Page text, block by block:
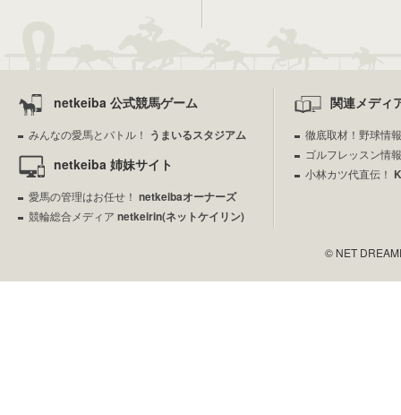
netkeiba 公式競馬ゲーム
みんなの愛馬とバトル！ うまいるスタジアム
netkeiba 姉妹サイト
愛馬の管理はお任せ！ netkeibaオーナーズ
競輪総合メディア netkeirin(ネットケイリン)
関連メディ
徹底取材！野球情
ゴルフレッスン情
小林カツ代直伝！
© NET